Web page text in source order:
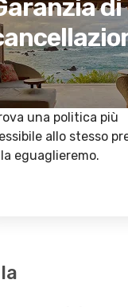
di
una politica più
allo stesso
eguaglieremo.